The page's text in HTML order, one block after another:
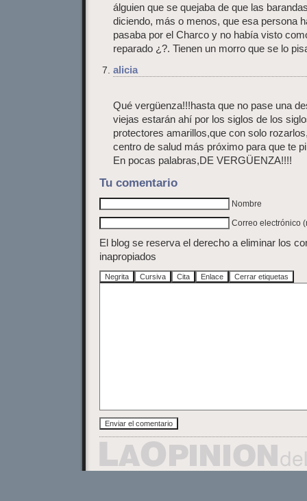
álguien que se quejaba de que las
diciendo, más o menos, que esa persona
pasaba por el Charco y no había visto
reparado ¿?. Tienen un morro que se lo
alicia
Qué vergüenza!!!hasta que no pase una
viejas estarán ahí por los siglos de los
protectores amarillos,que con solo
centro de salud más próximo para que te
En pocas palabras,DE VERGÜENZA!!!!
Tu comentario
Nombre
Correo electrónico
El blog se reserva el derecho a eliminar los
inapropiados